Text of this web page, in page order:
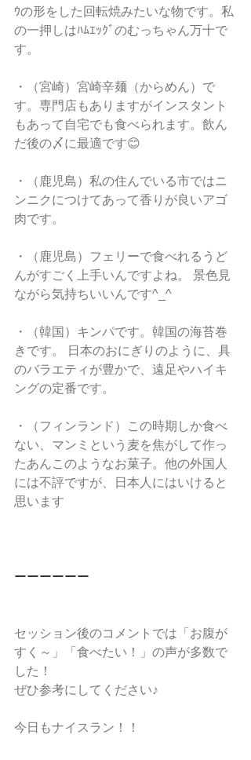
ｳの形をした回転焼みたいな物です。私
の一押しはﾊﾑｴｯｸﾞのむっちゃん万十で
す。
・（宮崎）宮崎辛麺（からめん）で
す。専門店もありますがインスタント
もあって自宅でも食べられます。飲ん
だ後の〆に最適です😊
・（鹿児島）私の住んでいる市ではニ
ンニクにつけてあって香りが良いアゴ
肉です。
・（鹿児島）フェリーで食べれるうど
んがすごく上手いんですよね。 景色見
ながら気持ちいいんです^_^
・（韓国）キンパです。韓国の海苔巻
きです。 日本のおにぎりのように、具
のバラエティが豊かで、遠足やハイキ
ングの定番です。
・（フィンランド）この時期しか食べ
ない、マンミという麦を焦がして作っ
たあんこのようなお菓子。他の外国人
には不評ですが、日本人にはいけると
思います
ーーーーーー
セッション後のコメントでは「お腹が
すく～」「食べたい！」の声が多数で
した！
ぜひ参考にしてください♪
今日もナイスラン！！